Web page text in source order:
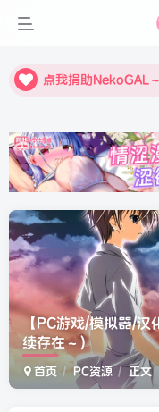
点我捐助NekoGAL
点我捐助NekoGAL～
【PC游戏/模拟器/汉
续存在～）
首页 PC资源 正文